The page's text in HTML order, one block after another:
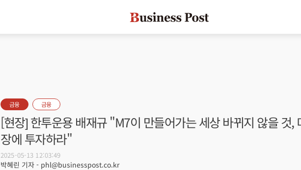
금융 금융
[현장] 한투운용 배재규 "M7이 만들어가는 세상 바뀌지 않을 것,
장에 투자하라"
2025-05-13 12:03:49
박혜린 기자 - phl@businesspost.co.kr